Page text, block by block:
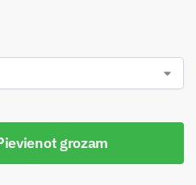
grozam